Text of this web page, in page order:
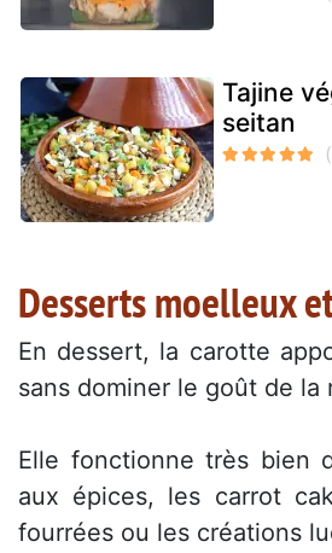
Tajine
seitan
Desserts moelleux
En dessert, la carotte
sans dominer le goût de la
Elle fonctionne très bien
aux épices, les carrot
fourrées ou les créations